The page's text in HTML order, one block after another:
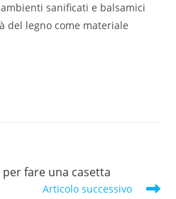
sanificati e balsamici
del legno come materiale
fare una casetta
Articolo successivo